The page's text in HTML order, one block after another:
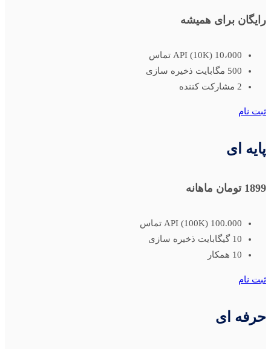
رایگان برای همیشه
10،000 (10K) API تماس
500 مگابایت ذخیره سازی
2 مشارکت کننده
ثبت نام
پایه ای
1899 تومان ماهانه
100.000 (100K) API تماس
10 گیگابایت ذخیره سازی
10 همکار
ثبت نام
حرفه ای